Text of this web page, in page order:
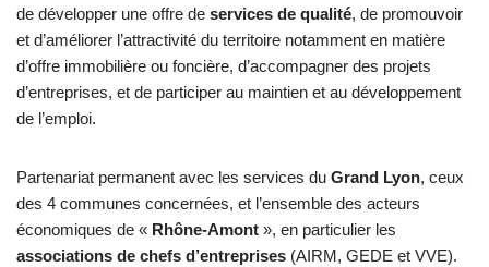
de développer une offre de services de qualité, de promouvoir
et d’améliorer l’attractivité du territoire notamment en matière
d’offre immobilière ou foncière, d’accompagner des projets
d’entreprises, et de participer au maintien et au développement
de l’emploi.
Partenariat permanent avec les services du Grand Lyon, ceux
des 4 communes concernées, et l’ensemble des acteurs
économiques de « Rhône-Amont », en particulier les
associations de chefs d’entreprises (AIRM, GEDE et VVE).